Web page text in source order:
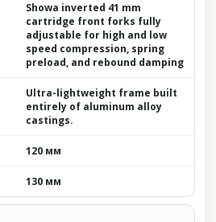
Showa inverted 41 mm
cartridge front forks fully
adjustable for high and low
speed compression, spring
preload, and rebound damping
Ultra-lightweight frame built
entirely of aluminum alloy
castings.
120 мм
130 мм